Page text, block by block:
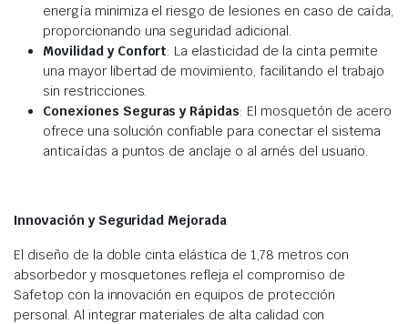
energía minimiza el riesgo de lesiones en caso de caída,
proporcionando una seguridad adicional.
Movilidad y Confort: La elasticidad de la cinta permite
una mayor libertad de movimiento, facilitando el trabajo
sin restricciones.
Conexiones Seguras y Rápidas: El mosquetón de acero
ofrece una solución confiable para conectar el sistema
anticaídas a puntos de anclaje o al arnés del usuario.
Innovación y Seguridad Mejorada
El diseño de la doble cinta elástica de 1,78 metros con
absorbedor y mosquetones refleja el compromiso de
Safetop con la innovación en equipos de protección
personal. Al integrar materiales de alta calidad con